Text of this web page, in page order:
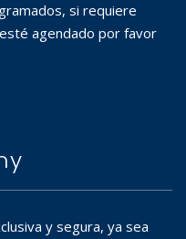
si requiere
agendado por favor
y segura, ya sea